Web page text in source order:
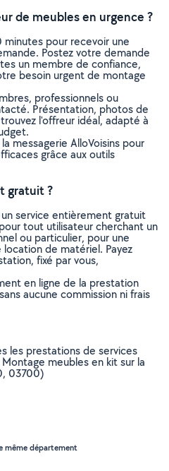
de meubles en urgence ?
minutes pour recevoir une
Postez votre demande
un membre de confiance,
besoin urgent de montage
professionnels ou
Présentation, photos de
l'offreur idéal, adapté à
messagerie AlloVoisins pour
grâce aux outils
gratuit ?
service entièrement gratuit
tout utilisateur cherchant un
ou particulier, pour une
de matériel. Payez
fixé par vous,
en ligne de la prestation
aucune commission ni frais
les prestations de services
meubles en kit sur la
03700)
même département